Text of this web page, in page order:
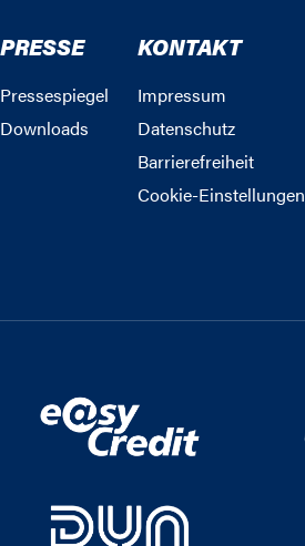
PRESSE
Pressespiegel
Downloads
KONTAKT
Impressum
Datenschutz
Barrierefreiheit
Cookie-Einstellungen